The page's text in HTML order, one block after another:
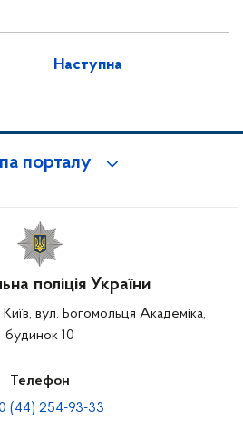
Наступна
порталу
поліція України
Київ, вул. Богомольця Академіка,
будинок 10
Телефон
(44) 254-93-33